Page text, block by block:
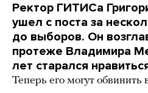
Ректор ГИТИСа
ушел с поста за
до выборов. Он
протеже Владимира
лет старался
Теперь его могут обвинить